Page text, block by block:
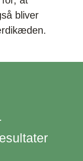
bliver